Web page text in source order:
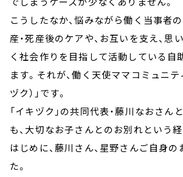
こうしたなか、悩みながら働く当事者
産・死産後のケアや、お互いを支え、思
く社会作りを目指して活動している自
ます。それが、働く天使ママコミュニ
ヅク）」です。
「イキヅク」の共同代表・藤川なおさん
も、大切なお子さんとのお別れという
はじめに、藤川さん、星野さんご自身
た。